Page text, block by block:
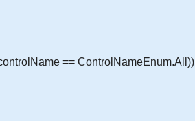
== ControlNameEnum.All))